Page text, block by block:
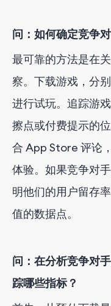
问：如何确定竞争
最可靠的方法是在
察。下载游戏，分
进行试玩。追踪游
擦点或付费提示的
合 App Store 评论
体验。如果竞争对
明他们的用户留存
值的数据点。
问：在分析竞争对
踪哪些指标？